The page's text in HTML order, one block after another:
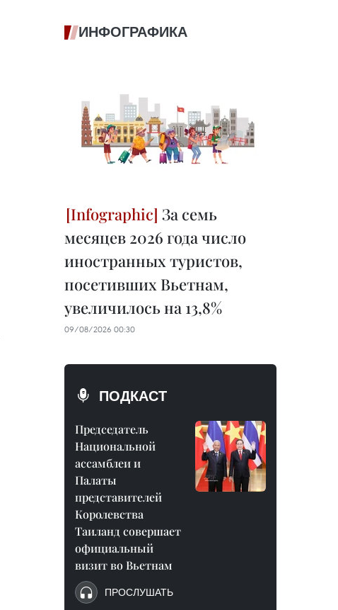
ИНФОГРАФИКА
За семь
месяцев 2026 года число
иностранных туристов,
посетивших Вьетнам,
увеличилось на 13,8%
09/08/2026 00:30
ПОДКАСТ
Председатель
Национальной
ассамблеи и
Палаты
представителей
Королевства
Таиланд совершает
официальный
визит во Вьетнам
ПРОСЛУШАТЬ